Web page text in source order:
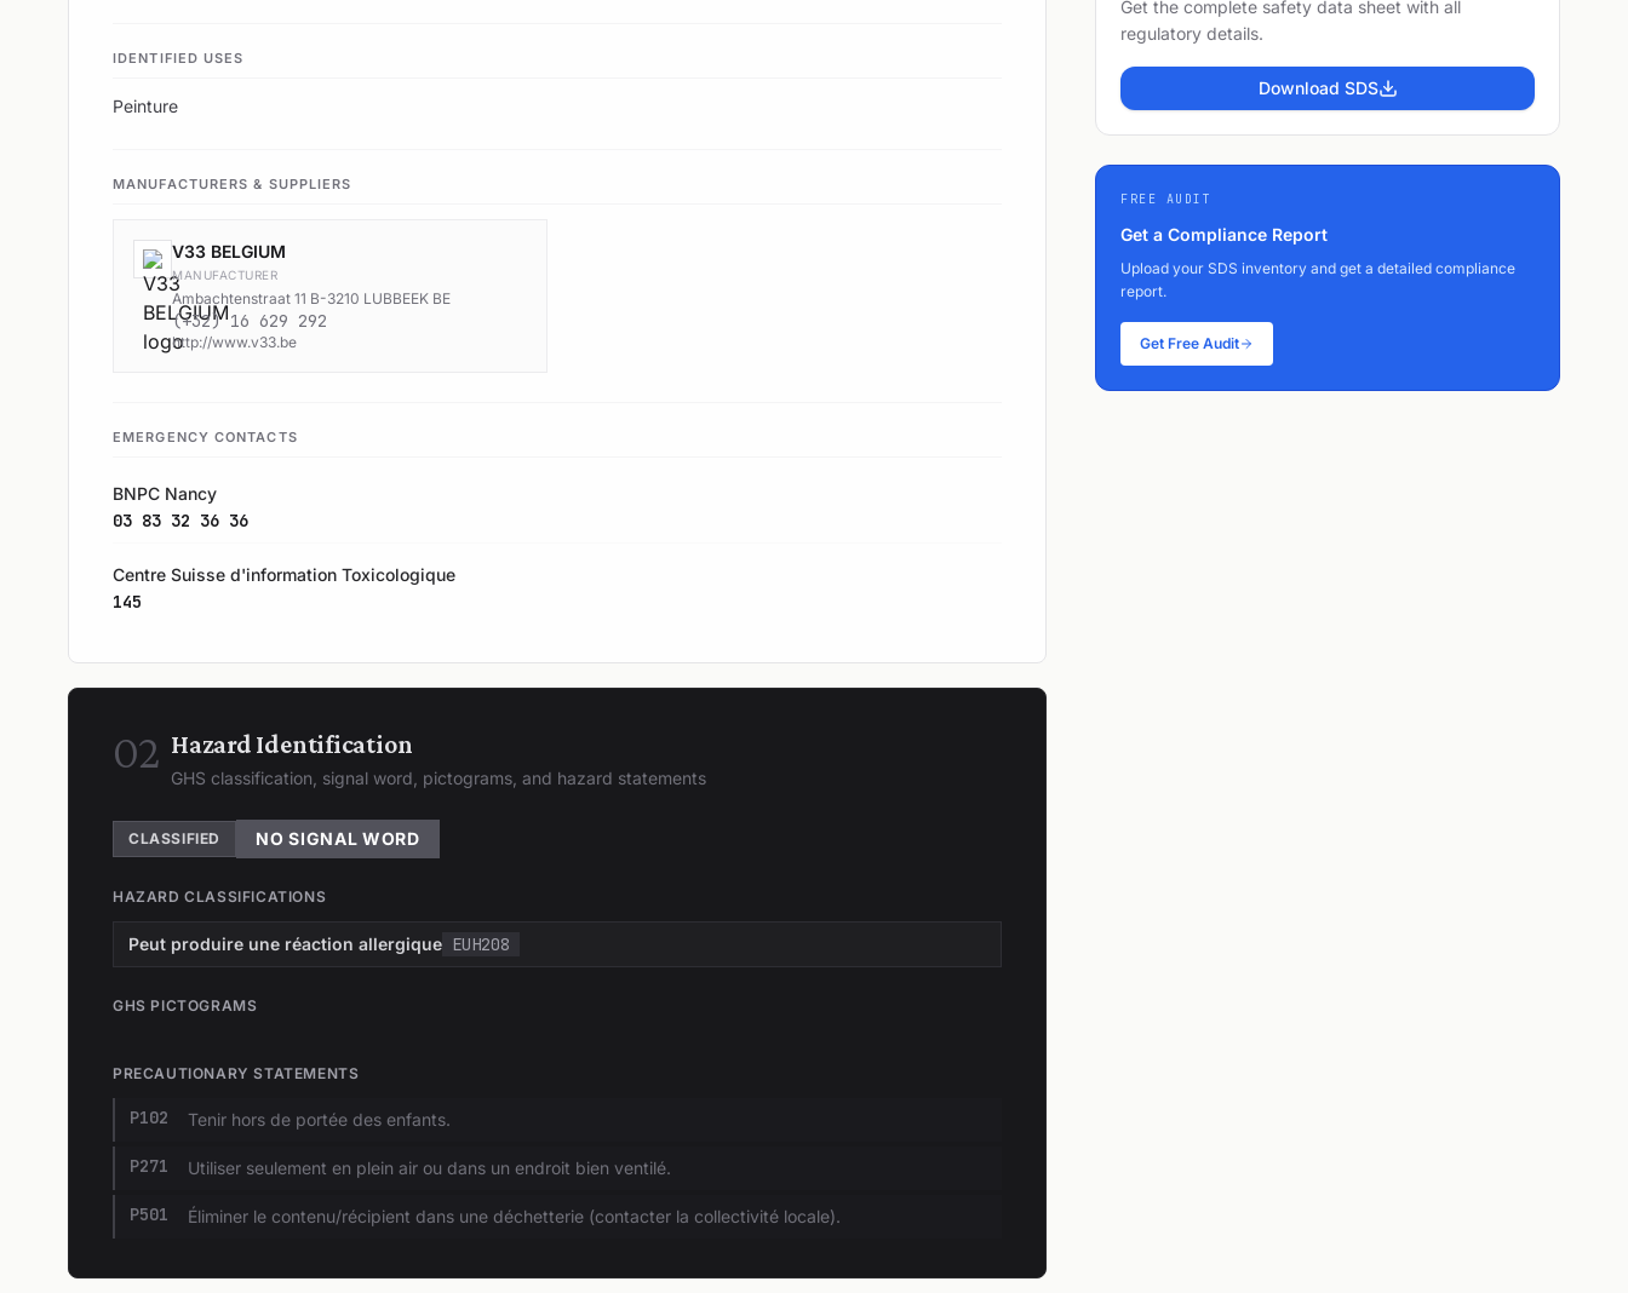
IDENTIFIED USES
Peinture
MANUFACTURERS & SUPPLIERS
V33 BELGIUM
MANUFACTURER
Ambachtenstraat 11 B-3210 LUBBEEK BE
(+32) 16 629 292
http://www.v33.be
EMERGENCY CONTACTS
BNPC Nancy
03 83 32 36 36
Centre Suisse d'information Toxicologique
145
02 Hazard Identification
GHS classification, signal word, pictograms, and hazard statements
CLASSIFIED NO SIGNAL WORD
HAZARD CLASSIFICATIONS
Peut produire une réaction allergique EUH208
GHS PICTOGRAMS
PRECAUTIONARY STATEMENTS
P102 Tenir hors de portée des enfants.
P271 Utiliser seulement en plein air ou dans un endroit bien ventilé.
P501 Éliminer le contenu/récipient dans une déchetterie (contacter la collectivité locale).
Get the complete safety data sheet with all
regulatory details.
Download SDS
FREE AUDIT
Get a Compliance Report
Upload your SDS inventory and get a detailed compliance
report.
Get Free Audit